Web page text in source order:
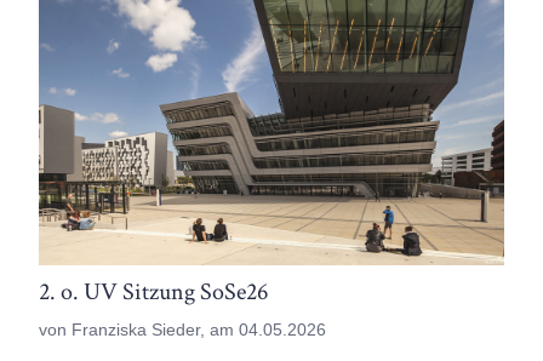
2. o. UV Sitzung SoSe26
von Franziska Sieder, am 04.05.2026